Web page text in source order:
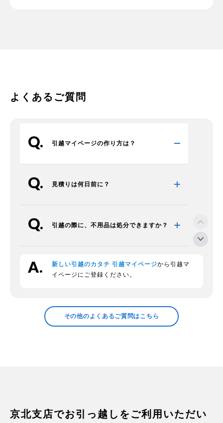
よくあるご質問
引越マイページの作り方は？
見積りは何日前に？
引越の際に、不用品は処分できますか？
段ボールの回収をお願いできますか？
領収証の発行などについて確認したい
新しい引越のカタチ 引越マイページから引越マ
イページにご登録ください。
その他のよくあるご質問はこちら
京北支店でお引っ越しをご利用いただい